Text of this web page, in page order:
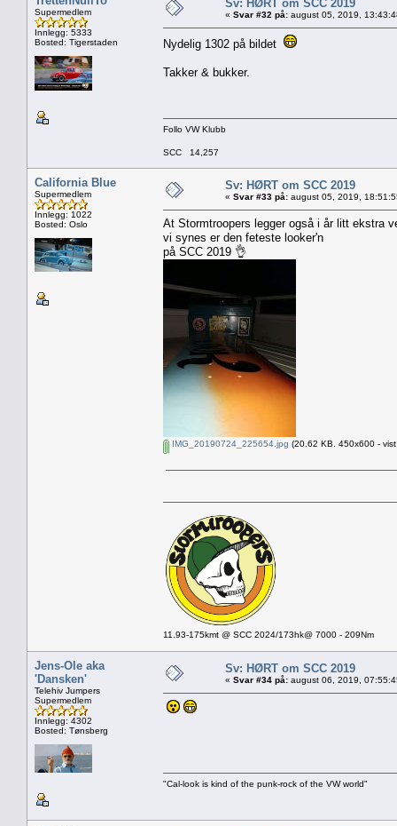
Supermedlem
Innlegg: 5333
Bosted: Tigerstaden
Sv: HØRT om SCC 2019
« Svar #32 på: august 05, 2019,
Nydelig 1302 på bildet
Takker & bukker.
Follo VW Klubb
SCC 14,257
California Blue
Supermedlem
Innlegg: 1022
Bosted: Oslo
Sv: HØRT om SCC 2019
« Svar #33 på: august 05, 2019,
At Stormtroopers legger også i år litt ekstra
vi synes er den feteste looker'n
på SCC 2019 👌
IMG_20190724_225654.jpg (20.62 KB. 450x600 -
11.93-175kmt @ SCC 2024/173hk@ 7000 - 209Nm
Jens-Ole aka
'Dansken'
Telehiv Jumpers
Supermedlem
Innlegg: 4302
Bosted: Tønsberg
Sv: HØRT om SCC 2019
« Svar #34 på: august 06, 2019,
"Cal-look is kind of the punk-rock of the VW world"